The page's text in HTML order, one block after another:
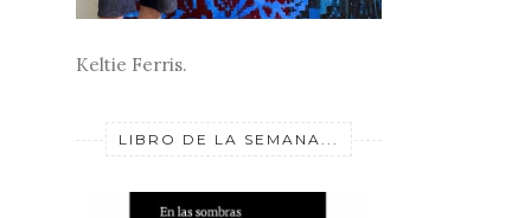
Keltie Ferris.
LIBRO DE LA SEMANA...